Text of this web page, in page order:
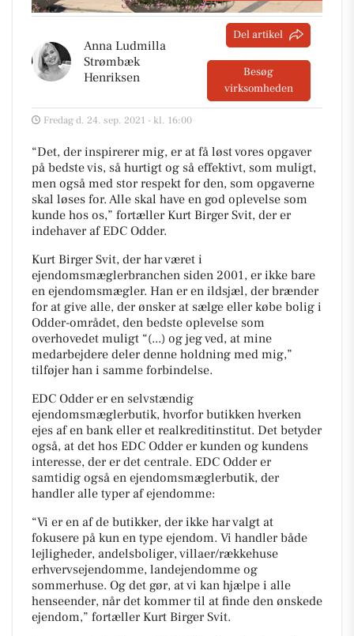
Anna Ludmilla
Strømbæk
Henriksen
Del artikel
Besøg
virksomheden
Fredag d. 24. sep. 2021 - kl. 16:00
“Det, der inspirerer mig, er at få løst vores opgaver
på bedste vis, så hurtigt og så effektivt, som muligt,
men også med stor respekt for den, som opgaverne
skal løses for. Alle skal have en god oplevelse som
kunde hos os,” fortæller Kurt Birger Svit, der er
indehaver af EDC Odder.
Kurt Birger Svit, der har været i
ejendomsmæglerbranchen siden 2001, er ikke bare
en ejendomsmægler. Han er en ildsjæl, der brænder
for at give alle, der ønsker at sælge eller købe bolig i
Odder-området, den bedste oplevelse som
overhovedet muligt “(...) og jeg ved, at mine
medarbejdere deler denne holdning med mig,”
tilføjer han i samme forbindelse.
EDC Odder er en selvstændig
ejendomsmæglerbutik, hvorfor butikken hverken
ejes af en bank eller et realkreditinstitut. Det betyder
også, at det hos EDC Odder er kunden og kundens
interesse, der er det centrale. EDC Odder er
samtidig også en ejendomsmæglerbutik, der
handler alle typer af ejendomme:
“Vi er en af de butikker, der ikke har valgt at
fokusere på kun en type ejendom. Vi handler både
lejligheder, andelsboliger, villaer/rækkehuse
erhvervsejendomme, landejendomme og
sommerhuse. Og det gør, at vi kan hjælpe i alle
henseender, når det kommer til at finde den ønskede
ejendom,” fortæller Kurt Birger Svit.